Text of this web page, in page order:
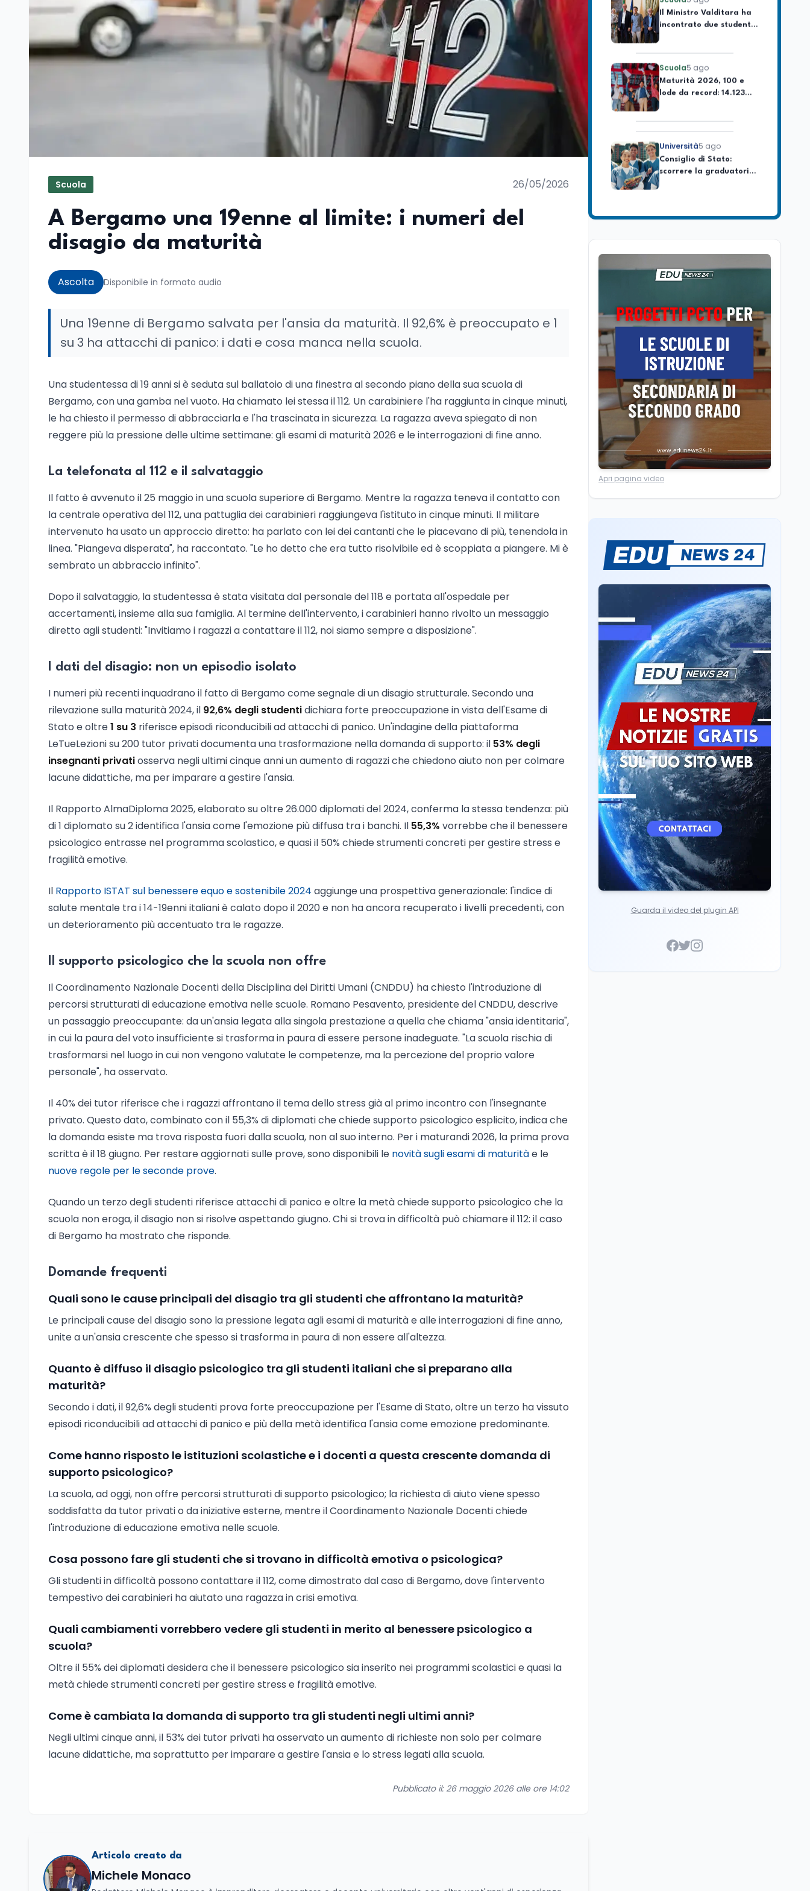
Scuola 26/05/2026
A Bergamo una 19enne al limite: i numeri del
disagio da maturità
Ascolta Disponibile in formato audio
Una 19enne di Bergamo salvata per l'ansia da maturità. Il 92,6% è preoccupato e 1
su 3 ha attacchi di panico: i dati e cosa manca nella scuola.
Una studentessa di 19 anni si è seduta sul ballatoio di una finestra al secondo piano della sua scuola di
Bergamo, con una gamba nel vuoto. Ha chiamato lei stessa il 112. Un carabiniere l'ha raggiunta in cinque minuti,
le ha chiesto il permesso di abbracciarla e l'ha trascinata in sicurezza. La ragazza aveva spiegato di non
reggere più la pressione delle ultime settimane: gli esami di maturità 2026 e le interrogazioni di fine anno.
La telefonata al 112 e il salvataggio
Il fatto è avvenuto il 25 maggio in una scuola superiore di Bergamo. Mentre la ragazza teneva il contatto con
la centrale operativa del 112, una pattuglia dei carabinieri raggiungeva l'istituto in cinque minuti. Il militare
intervenuto ha usato un approccio diretto: ha parlato con lei dei cantanti che le piacevano di più, tenendola in
linea. "Piangeva disperata", ha raccontato. "Le ho detto che era tutto risolvibile ed è scoppiata a piangere. Mi è
sembrato un abbraccio infinito".
Dopo il salvataggio, la studentessa è stata visitata dal personale del 118 e portata all'ospedale per
accertamenti, insieme alla sua famiglia. Al termine dell'intervento, i carabinieri hanno rivolto un messaggio
diretto agli studenti: "Invitiamo i ragazzi a contattare il 112, noi siamo sempre a disposizione".
I dati del disagio: non un episodio isolato
I numeri più recenti inquadrano il fatto di Bergamo come segnale di un disagio strutturale. Secondo una
rilevazione sulla maturità 2024, il 92,6% degli studentidichiara forte preoccupazione in vista dell'Esame di
Stato e oltre1 su 3 riferisce episodi riconducibili ad attacchi di panico. Un'indagine della piattaforma
LeTueLezioni su 200 tutor privati documenta una trasformazione nella domanda di supporto: il 53% degli
insegnanti privatiosserva negli ultimi cinque anni un aumento di ragazzi che chiedono aiuto non per colmare
lacune didattiche, ma per imparare a gestire l'ansia.
Il Rapporto AlmaDiploma 2025, elaborato su oltre 26.000 diplomati del 2024, conferma la stessa tendenza: più
di 1 diplomato su 2 identifica l'ansia come l'emozione più diffusa tra i banchi. Il 55,3% vorrebbe che il benessere
psicologico entrasse nel programma scolastico, e quasi il 50% chiede strumenti concreti per gestire stress e
fragilità emotive.
Il Rapporto ISTAT sul benessere equo e sostenibile 2024 aggiunge una prospettiva generazionale: l'indice di
salute mentale tra i 14-19enni italiani è calato dopo il 2020 e non ha ancora recuperato i livelli precedenti, con
un deterioramento più accentuato tra le ragazze.
Il supporto psicologico che la scuola non offre
Il Coordinamento Nazionale Docenti della Disciplina dei Diritti Umani (CNDDU) ha chiesto l'introduzione di
percorsi strutturati di educazione emotiva nelle scuole. Romano Pesavento, presidente del CNDDU, descrive
un passaggio preoccupante: da un'ansia legata alla singola prestazione a quella che chiama "ansia identitaria",
in cui la paura del voto insufficiente si trasforma in paura di essere persone inadeguate. "La scuola rischia di
trasformarsi nel luogo in cui non vengono valutate le competenze, ma la percezione del proprio valore
personale", ha osservato.
Il 40% dei tutor riferisce che i ragazzi affrontano il tema dello stress già al primo incontro con l'insegnante
privato. Questo dato, combinato con il 55,3% di diplomati che chiede supporto psicologico esplicito, indica che
la domanda esiste ma trova risposta fuori dalla scuola, non al suo interno. Per i maturandi 2026, la prima prova
scritta è il 18 giugno. Per restare aggiornati sulle prove, sono disponibili le novità sugli esami di maturitàe le
nuove regole per le seconde prove.
Quando un terzo degli studenti riferisce attacchi di panico e oltre la metà chiede supporto psicologico che la
scuola non eroga, il disagio non si risolve aspettando giugno. Chi si trova in difficoltà può chiamare il 112: il caso
di Bergamo ha mostrato che risponde.
Domande frequenti
Quali sono le cause principali del disagio tra gli studenti che affrontano la maturità?
Le principali cause del disagio sono la pressione legata agli esami di maturità e alle interrogazioni di fine anno,
unite a un'ansia crescente che spesso si trasforma in paura di non essere all'altezza.
Quanto è diffuso il disagio psicologico tra gli studenti italiani che si preparano alla
maturità?
Secondo i dati, il 92,6% degli studenti prova forte preoccupazione per l'Esame di Stato, oltre un terzo ha vissuto
episodi riconducibili ad attacchi di panico e più della metà identifica l'ansia come emozione predominante.
Come hanno risposto le istituzioni scolastiche e i docenti a questa crescente domanda di
supporto psicologico?
La scuola, ad oggi, non offre percorsi strutturati di supporto psicologico; la richiesta di aiuto viene spesso
soddisfatta da tutor privati o da iniziative esterne, mentre il Coordinamento Nazionale Docenti chiede
l'introduzione di educazione emotiva nelle scuole.
Cosa possono fare gli studenti che si trovano in difficoltà emotiva o psicologica?
Gli studenti in difficoltà possono contattare il 112, come dimostrato dal caso di Bergamo, dove l'intervento
tempestivo dei carabinieri ha aiutato una ragazza in crisi emotiva.
Quali cambiamenti vorrebbero vedere gli studenti in merito al benessere psicologico a
scuola?
Oltre il 55% dei diplomati desidera che il benessere psicologico sia inserito nei programmi scolastici e quasi la
metà chiede strumenti concreti per gestire stress e fragilità emotive.
Come è cambiata la domanda di supporto tra gli studenti negli ultimi anni?
Negli ultimi cinque anni, il 53% dei tutor privati ha osservato un aumento di richieste non solo per colmare
lacune didattiche, ma soprattutto per imparare a gestire l'ansia e lo stress legati alla scuola.
Pubblicato il: 26 maggio 2026 alle ore 14:02
Articolo creato da
Michele Monaco
incontrato due studenti
palestinesi giunti da
Gaza che hanno
Italia
lode da record: 14.123
diplomi con voto
massimo
scorrere la graduatoria
per i 500 posti vacanti
dopo il semestre filtro
l’intesa triennale tra
Il Ministro della Pa
e la sicurezza delle
scuole con risorse Pnrr"
Il Ministro Valditara ha
incontrato due studenti
palestinesi giunti da
Gaza che hanno
superato la Maturità in
Italia
Scuola5 ago
Maturità 2026, 100 e
massimo
Università5 ago
Consiglio di Stato:
Volontariato, firmata
l’intesa triennale tra
CSVnet ETS
Scuola5 ago
Il Ministro della Pa
Zangrillo in Parlamento:
"12 miliardi per l'edilizia
e la sicurezza delle
scuole con risorse Pnrr"
Scuola5 ago
Il Ministro Valditara ha
incontrato due studenti
palestinesi giunti da
Gaza che hanno
superato la Maturità in
Italia
Scuola5 ago
Maturità 2026, 100 e
lode da record: 14.123
diplomi con voto
massimo
Apri pagina video
Guarda il video del plugin API